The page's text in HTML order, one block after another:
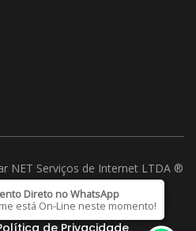
NET Serviços de Internet LTDA ®
0001-37
901254899
Direto no WhatsApp
está On-Line neste momento!